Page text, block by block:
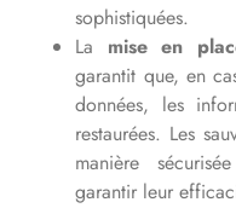
sophistiquées.
La mise en
garantit que, en
données, les
restaurées. Les
manière
garantir leur